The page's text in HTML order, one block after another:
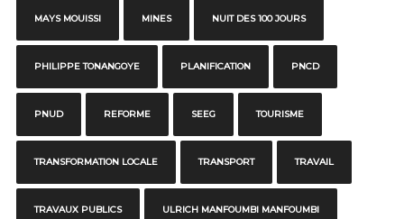
MAYS MOUISSI MINES NUIT DES 100 JOURS
PHILIPPE TONANGOYE PLANIFICATION PNCD
PNUD REFORME SEEG TOURISME
TRANSFORMATION LOCALE TRANSPORT TRAVAIL
TRAVAUX PUBLICS ULRICH MANFOUMBI MANFOUMBI